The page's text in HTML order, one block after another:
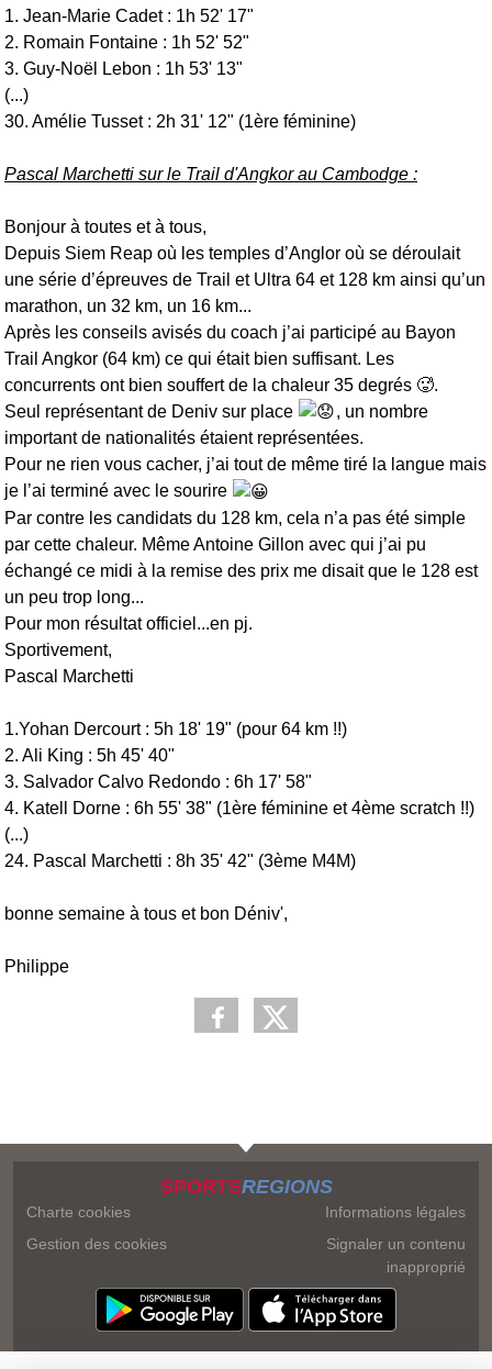
1. Jean-Marie Cadet : 1h 52' 17"
2. Romain Fontaine : 1h 52' 52"
3. Guy-Noël Lebon : 1h 53' 13"
(...)
30. Amélie Tusset : 2h 31' 12" (1ère féminine)
Pascal Marchetti sur le Trail d'Angkor au Cambodge :
Bonjour à toutes et à tous,
Depuis Siem Reap où les temples d’Anglor où se déroulait
une série d’épreuves de Trail et Ultra 64 et 128 km ainsi qu’un
marathon, un 32 km, un 16 km...
Après les conseils avisés du coach j’ai participé au Bayon
Trail Angkor (64 km) ce qui était bien suffisant. Les
concurrents ont bien souffert de la chaleur 35 degrés 🥵.
Seul représentant de Deniv sur place
, un nombre
important de nationalités étaient représentées.
Pour ne rien vous cacher, j’ai tout de même tiré la langue mais
je l’ai terminé avec le sourire
Par contre les candidats du 128 km, cela n’a pas été simple
par cette chaleur. Même Antoine Gillon avec qui j’ai pu
échangé ce midi à la remise des prix me disait que le 128 est
un peu trop long...
Pour mon résultat officiel...en pj.
Sportivement,
Pascal Marchetti
1.Yohan Dercourt : 5h 18' 19" (pour 64 km !!)
2. Ali King : 5h 45' 40"
3. Salvador Calvo Redondo : 6h 17' 58"
4. Katell Dorne : 6h 55' 38" (1ère féminine et 4ème scratch !!)
(...)
24. Pascal Marchetti : 8h 35' 42" (3ème M4M)
bonne semaine à tous et bon Déniv',
Philippe
SPORTSREGIONS
Charte cookies
Gestion des cookies
Informations légales
Signaler un contenu
inapproprié